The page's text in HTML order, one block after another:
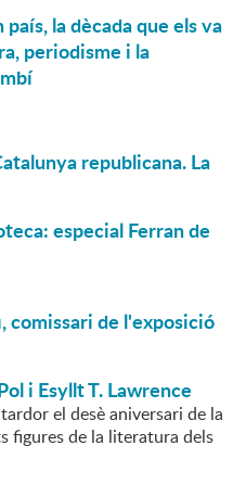
la dècada que els va
periodisme i la
republicana. La
especial Ferran de
comissari de l'exposició
i Esyllt T. Lawrence
el desè aniversari de la
figures de la literatura dels